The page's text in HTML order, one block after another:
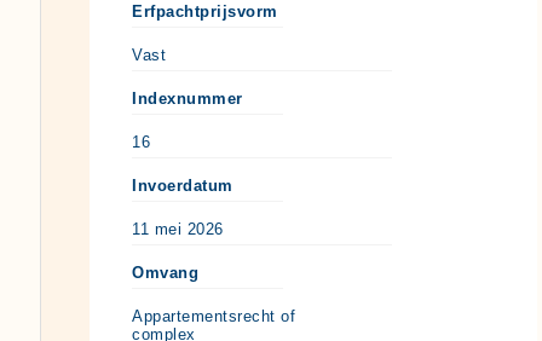
Erfpachtprijsvorm
Vast
Indexnummer
16
Invoerdatum
11 mei 2026
Omvang
Appartementsrecht of
complex